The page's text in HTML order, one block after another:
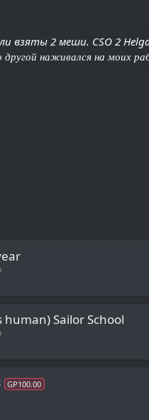
взяты 2 меши. CSO 2
наживался на моих
Sailor School
GP100.00